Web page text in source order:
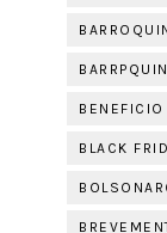
BLACK